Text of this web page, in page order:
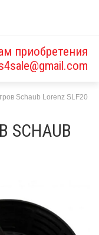
приобретения
Schaub Lorenz SLF20